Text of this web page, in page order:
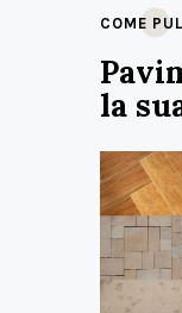
COME
la